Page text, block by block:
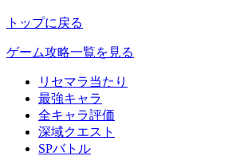
トップに戻る
ゲーム攻略一覧を見る
リセマラ当たり
最強キャラ
全キャラ評価
深域クエスト
SPバトル